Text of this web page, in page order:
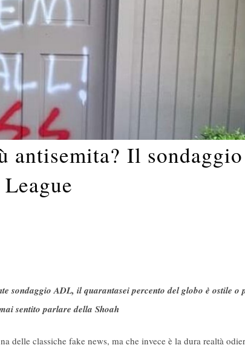
antisemita? Il sondaggio
sondaggio ADL, il quarantasei percento del globo è ostile o
sentito parlare della Shoah
delle classiche fake news, ma che invece è la dura realtà